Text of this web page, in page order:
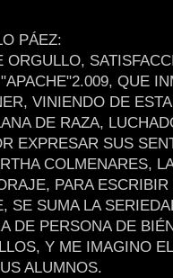
PÁEZ:
QUE
VINIENDO DE
DE RAZA,
EXPRESAR SUS
COLMENARES,
PARA
SE SUMA LA
DE PERSONA DE
Y ME IMAGINO
ALUMNOS.